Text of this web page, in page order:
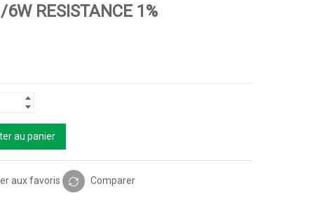
6W RESISTANCE 1%
au panier
aux favoris Comparer